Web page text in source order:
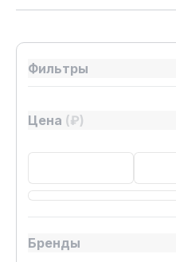
Фильтры
Цена (₽)
Бренды